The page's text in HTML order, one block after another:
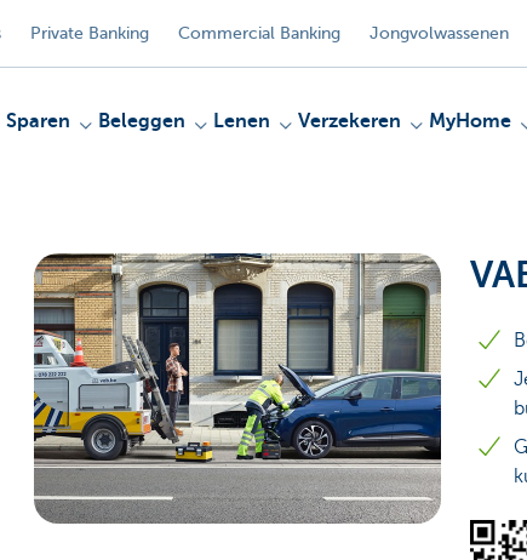
Private Banking Commercial Banking Jongvolwassenen
Sparen Beleggen Lenen Verzekeren MyHome